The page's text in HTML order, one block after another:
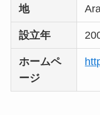
地
設立年
ホームペ
ージ